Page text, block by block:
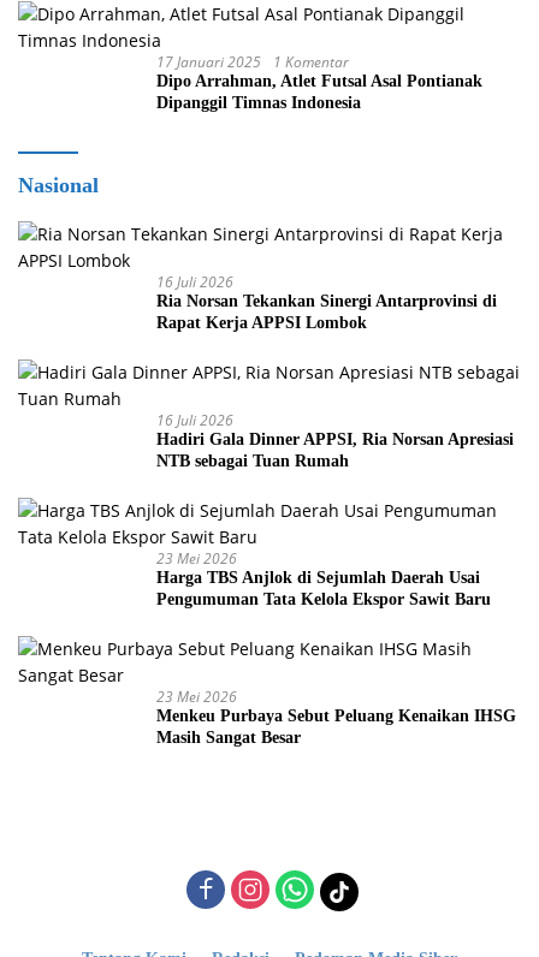
17 Januari 2025 1 Komentar
Dipo Arrahman, Atlet Futsal Asal Pontianak
Dipanggil Timnas Indonesia
Nasional
16 Juli 2026
Ria Norsan Tekankan Sinergi Antarprovinsi di
Rapat Kerja APPSI Lombok
16 Juli 2026
Hadiri Gala Dinner APPSI, Ria Norsan Apresiasi
NTB sebagai Tuan Rumah
23 Mei 2026
Harga TBS Anjlok di Sejumlah Daerah Usai
Pengumuman Tata Kelola Ekspor Sawit Baru
23 Mei 2026
Menkeu Purbaya Sebut Peluang Kenaikan IHSG
Masih Sangat Besar